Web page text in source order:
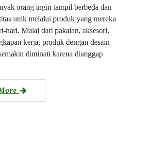
orang ingin tampil berbeda dan
unik melalui produk yang mereka
hari. Mulai dari pakaian, aksesori,
kerja, produk dengan desain
diminati karena dianggap